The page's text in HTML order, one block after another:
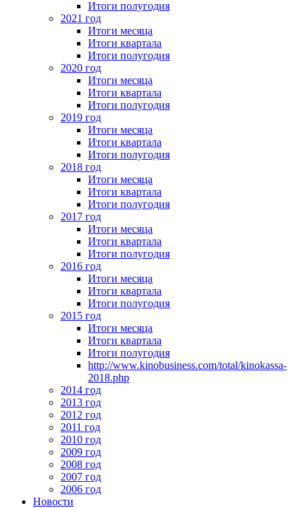
Итоги полугодия
2021 год
Итоги месяца
Итоги квартала
Итоги полугодия
2020 год
Итоги месяца
Итоги квартала
Итоги полугодия
2019 год
Итоги месяца
Итоги квартала
Итоги полугодия
2018 год
Итоги месяца
Итоги квартала
Итоги полугодия
2017 год
Итоги месяца
Итоги квартала
Итоги полугодия
2016 год
Итоги месяца
Итоги квартала
Итоги полугодия
2015 год
Итоги месяца
Итоги квартала
Итоги полугодия
http://www.kinobusiness.com/total/kinokassa-
2018.php
2014 год
2013 год
2012 год
2011 год
2010 год
2009 год
2008 год
2007 год
2006 год
Новости